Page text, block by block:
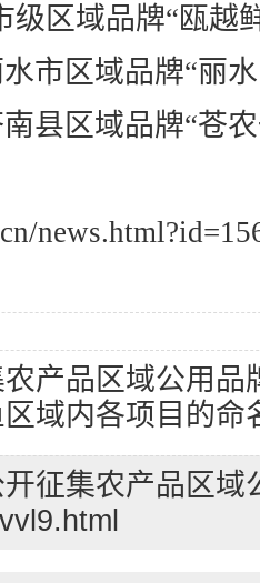
级区域品牌“瓯越
市区域品牌“丽
县区域品牌“苍
产品区域公用品
域内各项目的命
征集农产品区域